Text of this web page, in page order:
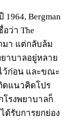
Bergman
ว่า The
มา แต่กลับล้ม
าบาลอยู่หลาย
ว้ก่อน และขณะ
ดแนวคิดโปร
โรงพยาบาลก็
ด้รับการยกย่อง